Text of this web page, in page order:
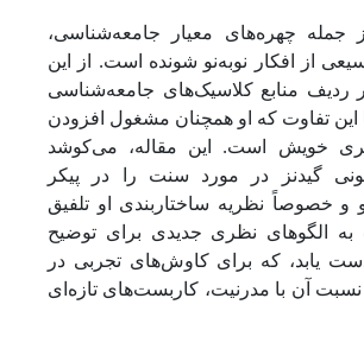
از جمله چهره‌های معیار جامعه‌شناسی،
از افکار نوبه‌نو شونده است. از این
ردیف منابع کلاسیک‌های جامعه‌شناسی
این تفاوت که او همچنان مشغول افزودن
خویش است. این مقاله، می‌کوشد
گیدنز در مورد سنت را در پیکر
و خصوصاً نظریه ساختاربندی او تلفیق
به الگوهای نظری جدیدی برای توضیح
یابد، که برای کاوش‌های تجربی در
آن با مدرنیت، کاربست‌های تازه‌ای